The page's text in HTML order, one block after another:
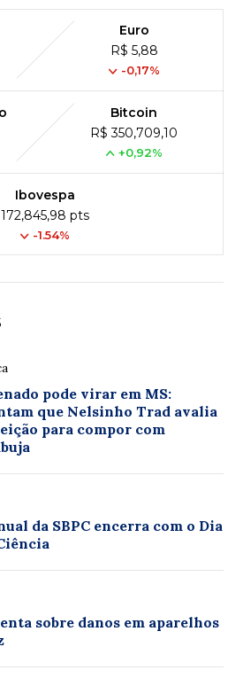
Euro
R$ 5,88
-0,17%
Bitcoin
R$ 350,709,10
+0,92%
Ibovespa
172,845,98 pts
-1.54%
pode virar em MS:
que Nelsinho Trad avalia
para compor com
da SBPC encerra com o Dia
sobre danos em aparelhos